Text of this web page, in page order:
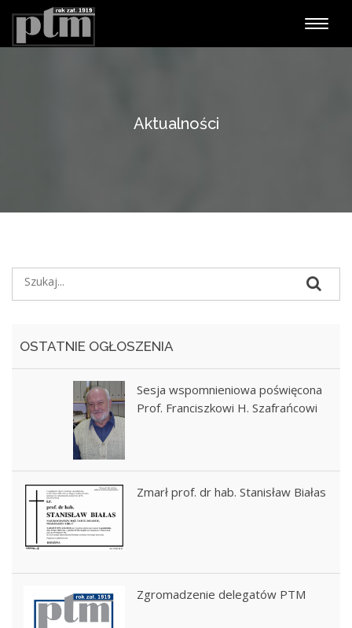
Aktualności
OSTATNIE OGŁOSZENIA
Sesja wspomnieniowa poświęcona
Prof. Franciszkowi H. Szafrańcowi
Zmarł prof. dr hab. Stanisław Białas
Zgromadzenie delegatów PTM